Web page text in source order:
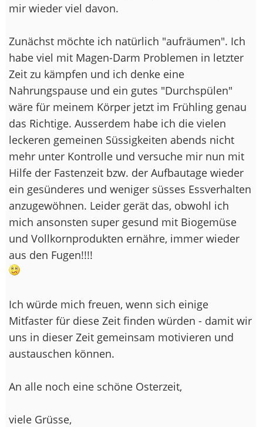
mir wieder viel davon.
Zunächst möchte ich natürlich "aufräumen". Ich
habe viel mit Magen-Darm Problemen in letzter
Zeit zu kämpfen und ich denke eine
Nahrungspause und ein gutes "Durchspülen"
wäre für meinem Körper jetzt im Frühling genau
das Richtige. Ausserdem habe ich die vielen
leckeren gemeinen Süssigkeiten abends nicht
mehr unter Kontrolle und versuche mir nun mit
Hilfe der Fastenzeit bzw. der Aufbautage wieder
ein gesünderes und weniger süsses Essverhalten
anzugewöhnen. Leider gerät das, obwohl ich
mich ansonsten super gesund mit Biogemüse
und Vollkornprodukten ernähre, immer wieder
aus den Fugen!!!!
Ich würde mich freuen, wenn sich einige
Mitfaster für diese Zeit finden würden - damit wir
uns in dieser Zeit gemeinsam motivieren und
austauschen können.
An alle noch eine schöne Osterzeit,
viele Grüsse,